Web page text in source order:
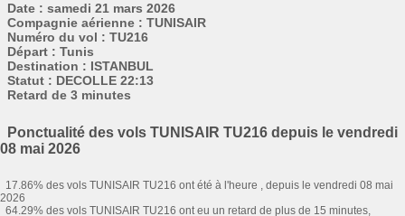
Date : samedi 21 mars 2026
Compagnie aérienne : TUNISAIR
Numéro du vol : TU216
Départ : Tunis
Destination : ISTANBUL
Statut : DECOLLE 22:13
Retard de 3 minutes
Ponctualité des vols TUNISAIR TU216 depuis le vendredi
08 mai 2026
17.86% des vols TUNISAIR TU216 ont été à l'heure , depuis le vendredi 08 mai
2026
64.29% des vols TUNISAIR TU216 ont eu un retard de plus de 15 minutes,